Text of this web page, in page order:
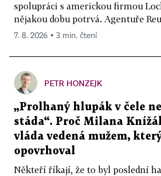
spolupráci s americkou firmou
nějakou dobu potrvá. Agentuře
7. 8. 2026 ▪ 3 min. čtení
PETR HONZEJK
„Prolhaný hlupák v čele
stáda“. Proč Milana
vláda vedená mužem,
opovrhoval
Někteří říkají, že to byl poslední